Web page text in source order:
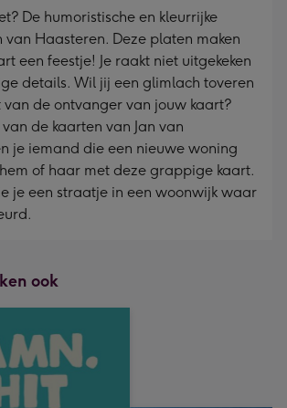
De humoristische en kleurrijke
van Haasteren. Deze platen maken
een feestje! Je raakt niet uitgekeken
details. Wil jij een glimlach toveren
van de ontvanger van jouw kaart?
de kaarten van Jan van
je iemand die een nieuwe woning
of haar met deze grappige kaart.
je een straatje in een woonwijk waar
ook